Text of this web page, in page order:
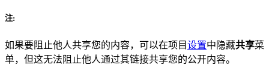
注:
如果要阻止他人共享您的内容，可以在项目设置中隐藏共享菜
单，但这无法阻止他人通过其链接共享您的公开内容。